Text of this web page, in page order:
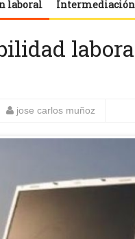
laboral
jose carlos muñoz